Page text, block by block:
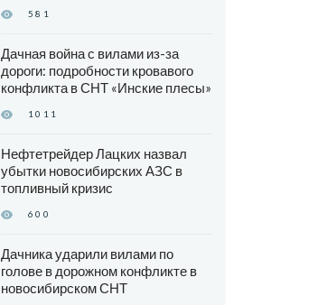
581
Дачная война с вилами из-за
дороги: подробности кровавого
конфликта в СНТ «Инские плесы»
1011
Нефтетрейдер Лацких назвал
убытки новосибирских АЗС в
топливный кризис
600
Дачника ударили вилами по
голове в дорожном конфликте в
новосибирском СНТ